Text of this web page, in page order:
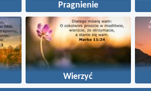
Pragnienie
Wierzyć